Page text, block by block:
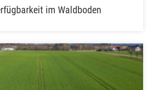
im Waldboden